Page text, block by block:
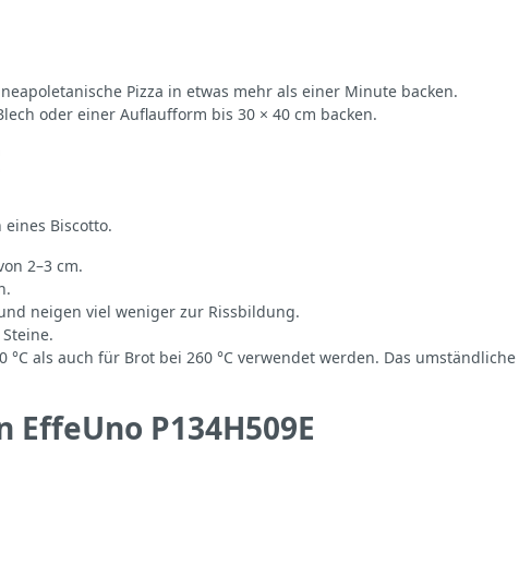
Pizza in etwas mehr als einer Minute backen.
oder einer Auflaufform bis 30 × 40 cm backen.
Biscotto.
2–3 cm.
neigen viel weniger zur Rissbildung.
als auch für Brot bei 260 °C verwendet werden. Das
P134H509E